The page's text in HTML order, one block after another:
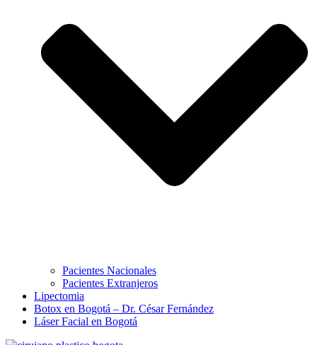
Pacientes Nacionales
Pacientes Extranjeros
Lipectomia
Botox en Bogotá – Dr. César Fernández
Láser Facial en Bogotá